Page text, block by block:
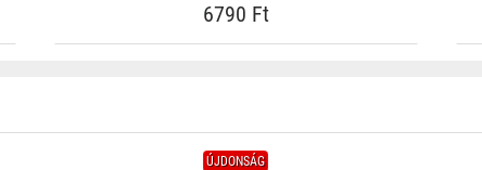
6790 Ft
ÚJDONSÁG